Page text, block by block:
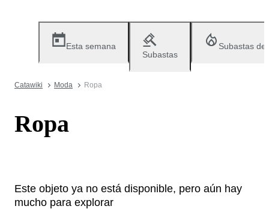
Esta semana
Subastas
Subastas
Catawiki Moda Ropa
Ropa
Este objeto ya no está disponible, pero aún hay
mucho para explorar